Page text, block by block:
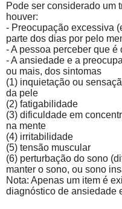
Pode ser considerado um
houver:
- Preocupação excessiva
parte dos dias por pelo
- A pessoa perceber que
- A ansiedade e a
ou mais, dos sintomas
(1) inquietação ou
da pele
(2) fatigabilidade
(3) dificuldade em
na mente
(4) irritabilidade
(5) tensão muscular
(6) perturbação do sono
manter o sono, ou sono
Nota: Apenas um item é
diagnóstico de ansiedade